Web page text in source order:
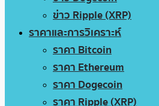
ข่าว Ripple (XRP)
ราคาและการวิเคราะห์
ราคา Bitcoin
ราคา Ethereum
ราคา Dogecoin
ราคา Ripple (XRP)